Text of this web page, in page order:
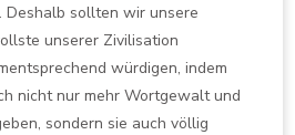
Deshalb sollten wir unsere
unserer Zivilisation
würdigen, indem
nicht nur mehr Wortgewalt und
sondern sie auch völlig